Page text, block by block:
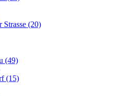
Strasse (20)
(49)
(15)